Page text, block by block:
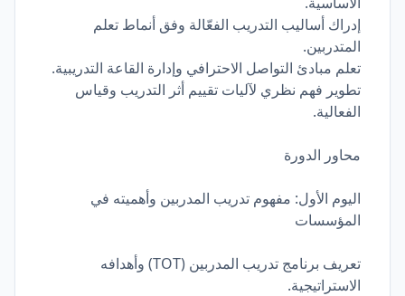
إدراك أساليب التدريب الفعّالة وفق أنماط تعلم
المتدربين.
تعلم مبادئ التواصل الاحترافي وإدارة القاعة التدريبية.
تطوير فهم نظري لآليات تقييم أثر التدريب وقياس
الفعالية.
محاور الدورة
اليوم الأول: مفهوم تدريب المدربين وأهميته في
المؤسسات
تعريف برنامج تدريب المدربين (TOT) وأهدافه
الاستراتيجية.